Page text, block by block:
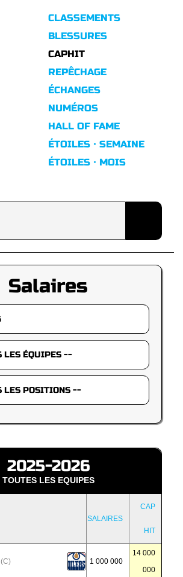
CLASSEMENTS
BLESSURES
CAPHIT
REPÊCHAGE
ÉCHANGES
NUMÉROS
HALL OF FAME
ÉTOILES · SEMAINE
ÉTOILES · MOIS
Salaires
2025-2026
TOUTES LES EQUIPES
SALAIRES
CAP
HIT
(C) 1 000 000
14 000
000